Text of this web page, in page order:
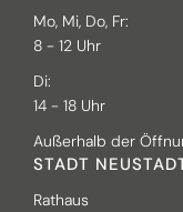
Mo, Mi, Do, Fr:
8 - 12 Uhr
Di:
14 - 18 Uhr
Außerhalb der
STADT
Rathaus